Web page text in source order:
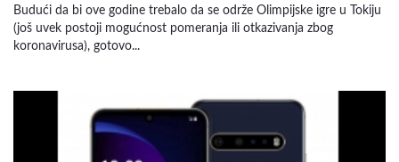
Budući da bi ove godine trebalo da se održe Olimpijske igre u Tokiju
(još uvek postoji mogućnost pomeranja ili otkazivanja zbog
koronavirusa), gotovo...